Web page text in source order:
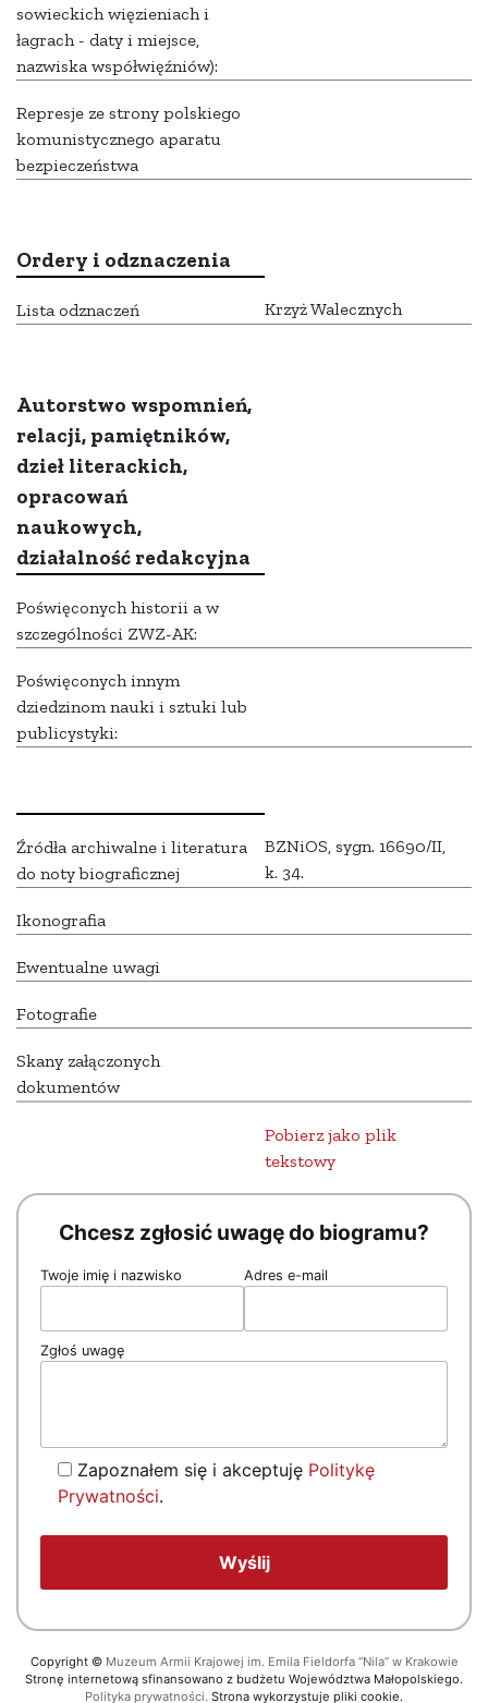
sowieckich więzieniach i
łagrach - daty i miejsce,
nazwiska współwięźniów):
Represje ze strony polskiego
komunistycznego aparatu
bezpieczeństwa
Ordery i odznaczenia
Lista odznaczeń Krzyż Walecznych
Autorstwo wspomnień,
relacji, pamiętników,
dzieł literackich,
opracowań
naukowych,
działalność redakcyjna
Poświęconych historii a w
szczególności ZWZ-AK:
Poświęconych innym
dziedzinom nauki i sztuki lub
publicystyki:
Źródła archiwalne i literatura
do noty biograficznej
BZNiOS, sygn. 16690/II,
k. 34.
Ikonografia
Ewentualne uwagi
Fotografie
Skany załączonych
dokumentów
Pobierz jako plik
tekstowy
Chcesz zgłosić uwagę do biogramu?
Twoje imię i nazwisko Adres e-mail
Zgłoś uwagę
Zapoznałem się i akceptuję Politykę
Prywatności.
Copyright © Muzeum Armii Krajowej im. Emila Fieldorfa “Nila” w Krakowie
Stronę internetową sfinansowano z budżetu Województwa Małopolskiego.
Polityka prywatności. Strona wykorzystuje pliki cookie.